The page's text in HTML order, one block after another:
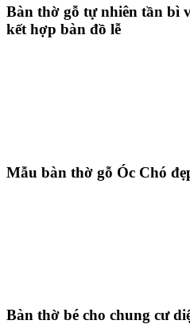
Bàn thờ gỗ tự nhiên tần bì
kết hợp bàn đồ lễ
Mẫu bàn thờ gỗ Óc Chó
Bàn thờ bé cho chung cư